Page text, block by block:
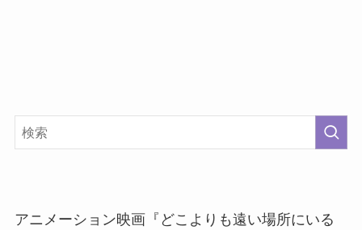
アニメーション映画『どこよりも遠い場所にいる